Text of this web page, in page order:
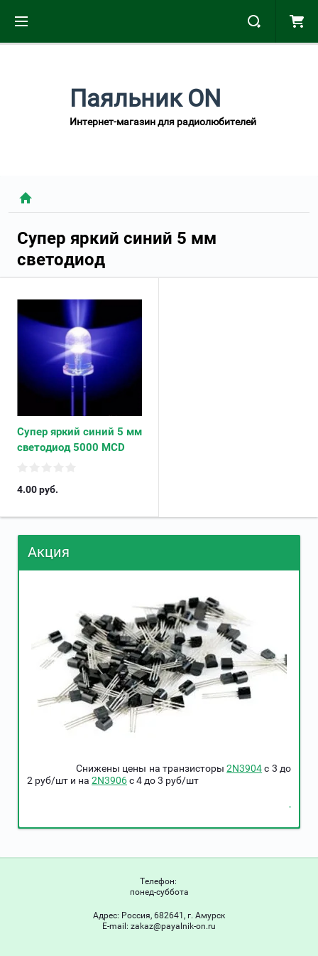
Паяльник ON
Интернет-магазин для радиолюбителей
Супер яркий cиний 5 мм
светодиод
Супер яркий cиний 5 мм
светодиод 5000 MCD
4.00руб.
Акция
Снижены цены на транзисторы2N3904c 3 до
2 руб/шт и на 2N3906c 4 до 3 руб/шт
Телефон:
понед-суббота
Адрес: Россия, 682641, г. Амурск
Е-mail: zakaz@payalnik-on.ru